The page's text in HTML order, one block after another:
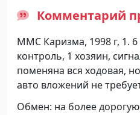
Комментарий
ММС Каризма, 1998 г, 1.
контроль, 1 хозяин,
поменяна вся ходовая,
авто вложений не
Обмен: на более